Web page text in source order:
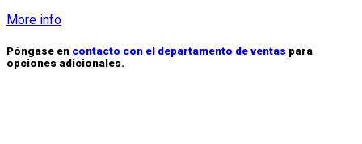
More info
Póngase en contacto con el departamento de ventas para
opciones adicionales.